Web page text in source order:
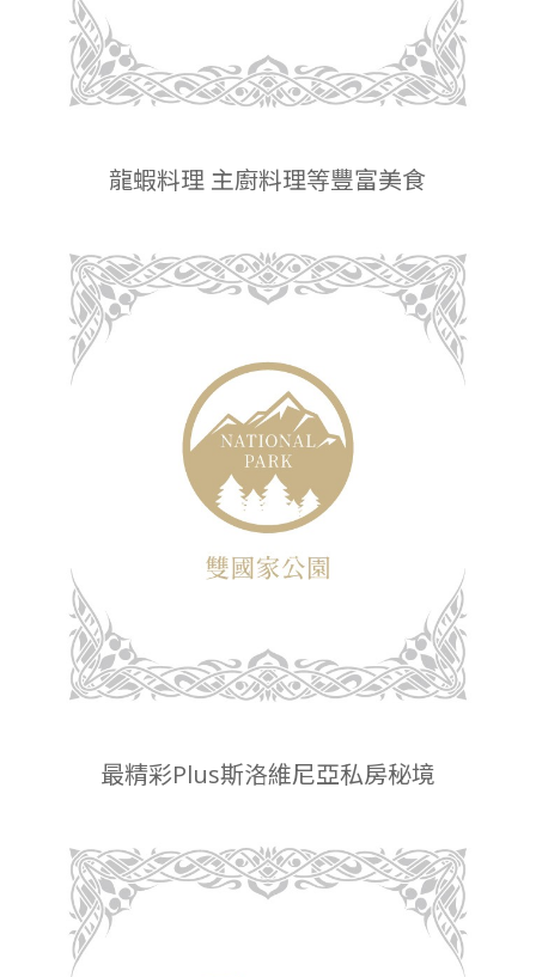
龍蝦料理 主廚料理等豐富美食
最精彩Plus斯洛維尼亞私房秘境